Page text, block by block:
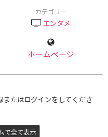
カテゴリー
エンタメ
ホームページ
またはログインをしてくださ
で全て表示